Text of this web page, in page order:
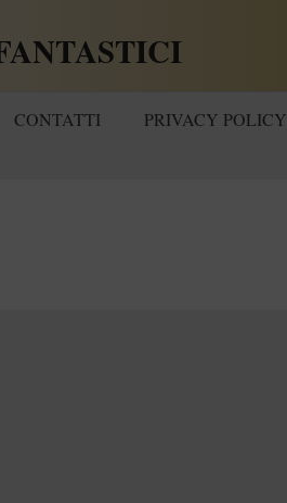
CONTATTI PRIVACY POLICY